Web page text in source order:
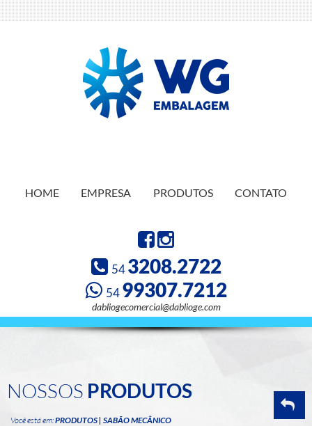
HOME EMPRESA PRODUTOS CONTATO
543208.2722
5499307.7212
dabliogecomercial@dablioge.com
NOSSOS PRODUTOS
Você está em:PRODUTOS | SABÃO MECÂNICO